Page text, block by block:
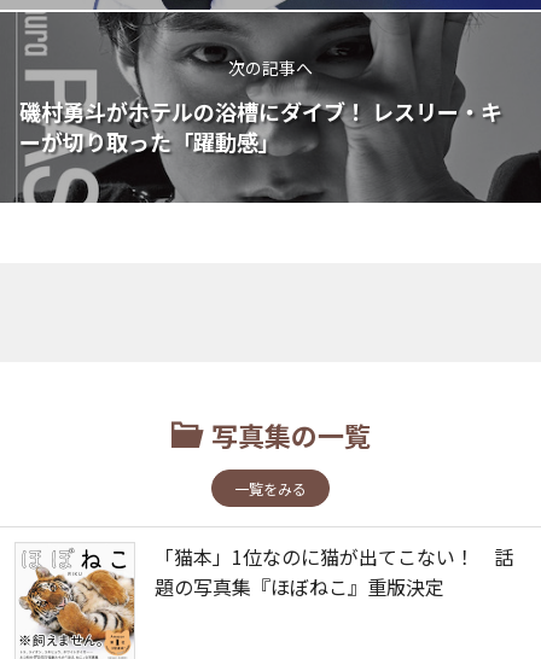
次の記事へ
磯村勇斗がホテルの浴槽にダイブ！ レスリー・キ
ーが切り取った「躍動感」
写真集の一覧
一覧をみる
「猫本」1位なのに猫が出てこない！ 話
題の写真集『ほぼねこ』重版決定